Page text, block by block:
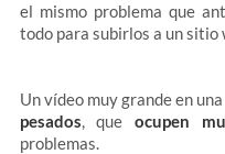
el mismo problema que
todo para subirlos a un sitio
Un vídeo muy grande en
pesados, que ocupen
problemas.